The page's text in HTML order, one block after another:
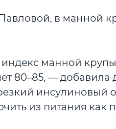
в манной
манной крупы
80–85, —
инсулиновый
из питания как